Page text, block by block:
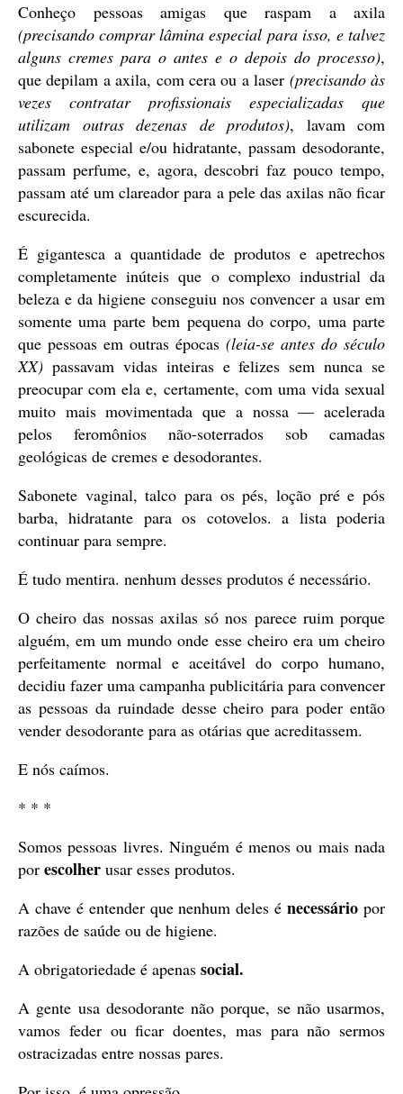
Conheço pessoas amigas que raspam a axila
(precisando comprar lâmina especial para isso, e talvez
alguns cremes para o antes e o depois do processo),
que depilam a axila, com cera ou a laser (precisando às
vezes contratar profissionais especializadas que
utilizam outras dezenas de produtos), lavam com
sabonete especial e/ou hidratante, passam desodorante,
passam perfume, e, agora, descobri faz pouco tempo,
passam até um clareador para a pele das axilas não ficar
escurecida.
É gigantesca a quantidade de produtos e apetrechos
completamente inúteis que o complexo industrial da
beleza e da higiene conseguiu nos convencer a usar em
somente uma parte bem pequena do corpo, uma parte
que pessoas em outras épocas (leia-se antes do século
XX) passavam vidas inteiras e felizes sem nunca se
preocupar com ela e, certamente, com uma vida sexual
muito mais movimentada que a nossa — acelerada
pelos feromônios não-soterrados sob camadas
geológicas de cremes e desodorantes.
Sabonete vaginal, talco para os pés, loção pré e pós
barba, hidratante para os cotovelos. a lista poderia
continuar para sempre.
É tudo mentira. nenhum desses produtos é necessário.
O cheiro das nossas axilas só nos parece ruim porque
alguém, em um mundo onde esse cheiro era um cheiro
perfeitamente normal e aceitável do corpo humano,
decidiu fazer uma campanha publicitária para convencer
as pessoas da ruindade desse cheiro para poder então
vender desodorante para as otárias que acreditassem.
E nós caímos.
* * *
Somos pessoas livres. Ninguém é menos ou mais nada
por escolher usar esses produtos.
A chave é entender que nenhum deles énecessário por
razões de saúde ou de higiene.
A obrigatoriedade é apenas social.
A gente usa desodorante não porque, se não usarmos,
vamos feder ou ficar doentes, mas para não sermos
ostracizadas entre nossas pares.